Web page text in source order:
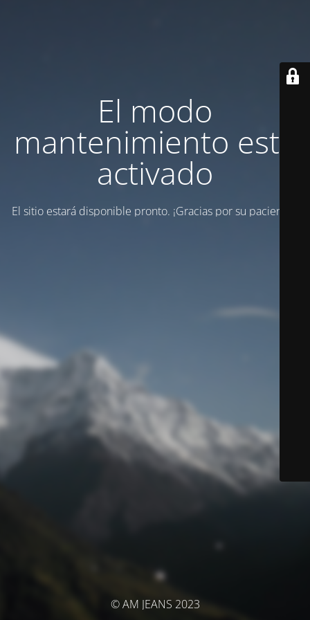
El modo
mantenimiento está
activado
El sitio estará disponible pronto. ¡Gracias por su paciencia!
© AM JEANS 2023